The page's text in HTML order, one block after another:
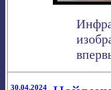
30.04.2024